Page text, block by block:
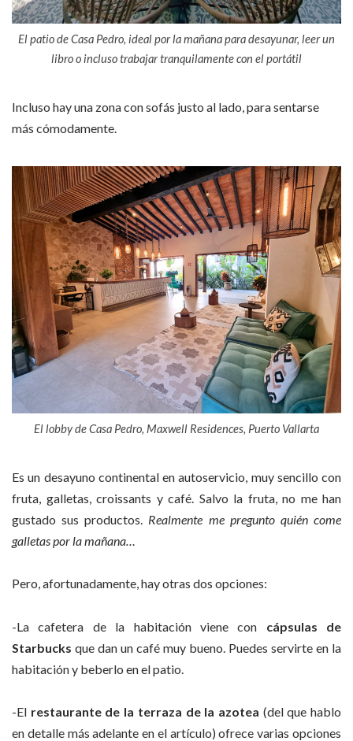
El patio de Casa Pedro, ideal por la mañana para desayunar, leer un
libro o incluso trabajar tranquilamente con el portátil
Incluso hay una zona con sofás justo al lado, para sentarse
más cómodamente.
El lobby de Casa Pedro, Maxwell Residences, Puerto Vallarta
Es un desayuno continental en autoservicio, muy sencillo con
fruta, galletas, croissants y café. Salvo la fruta, no me han
gustado sus productos. Realmente me pregunto quién come
galletas por la mañana…
Pero, afortunadamente, hay otras dos opciones:
-La cafetera de la habitación viene con cápsulas de
Starbucks que dan un café muy bueno. Puedes servirte en la
habitación y beberlo en el patio.
-El restaurante de la terraza de la azotea (del que hablo
en detalle más adelante en el artículo) ofrece varias opciones